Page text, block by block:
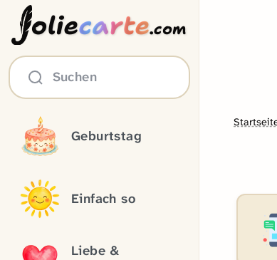
oliecarte.com
Suchen
Geburtstag
Einfach so
Liebe &